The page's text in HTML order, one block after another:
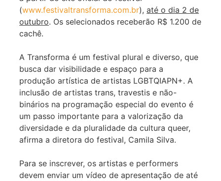
(www.festivaltransforma.com.br),até o dia 2 de
outubro. Os selecionados receberão R$ 1.200 de
cachê.
A Transforma é um festival plural e diverso, que
busca dar visibilidade e espaço para a
produção artística de artistas LGBTQIAPN+. A
inclusão de artistas trans, travestis e não-
binários na programação especial do evento é
um passo importante para a valorização da
diversidade e da pluralidade da cultura queer,
afirma a diretora do festival, Camila Silva.
Para se inscrever, os artistas e performers
devem enviar um vídeo de apresentação de até